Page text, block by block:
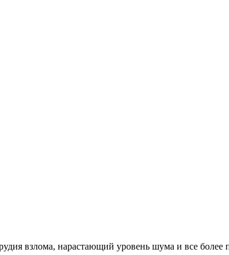
взлома, нарастающий уровень шума и все более